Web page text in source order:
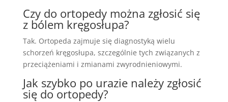
Czy do ortopedy można zgłosić się
z bólem kręgosłupa?
Tak. Ortopeda zajmuje się diagnostyką wielu
schorzeń kręgosłupa, szczególnie tych związanych z
przeciążeniami i zmianami zwyrodnieniowymi.
Jak szybko po urazie należy zgłosić
się do ortopedy?